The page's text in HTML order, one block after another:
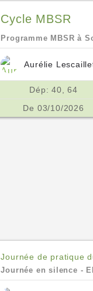
Cycle MBSR
Programme MBSR à
Aurélie
Dép: 40, 64
De 03/10/2026
Journée de pratique
Journée en silence -